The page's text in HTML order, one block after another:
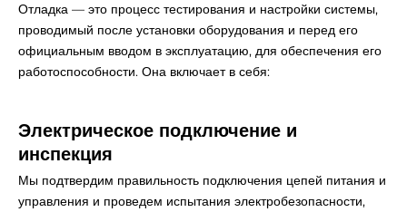
Отладка — это процесс тестирования и настройки системы,
проводимый после установки оборудования и перед его
официальным вводом в эксплуатацию, для обеспечения его
работоспособности. Она включает в себя:
Электрическое подключение и
инспекция
Мы подтвердим правильность подключения цепей питания и
управления и проведем испытания электробезопасности,